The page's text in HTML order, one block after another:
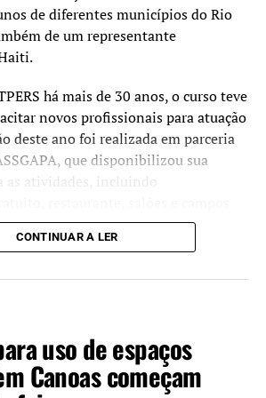
as que avançarem vão jogar contra a
ainda não tem uma data de
para final de junho.
de escola bilíngue para surdos
para aulas gratuitas de Hóquei
de diferentes municípios do Rio
de um representante
há mais de 30 anos, o curso teve
novos profissionais para atuação
deste ano foi realizada em parceria
que disponibilizou sua
as atividades, incluindo
teóricas e práticas.
profissionais de futebol. Entre
mulheres concluíram o curso,
feminina na área e reforçando a
novos profissionais habilitados.
a terceira realização do curso
CONTINUAR A LER
uso de espaços
Canoas começam